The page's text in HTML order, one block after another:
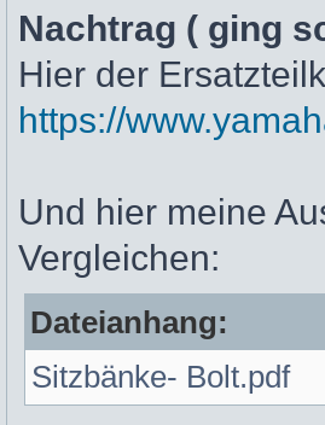
Nachtrag ( ging
Hier der
https://
Und hier meine
Vergleichen:
Dateianhang:
Sitzbänke- Bolt.pdf